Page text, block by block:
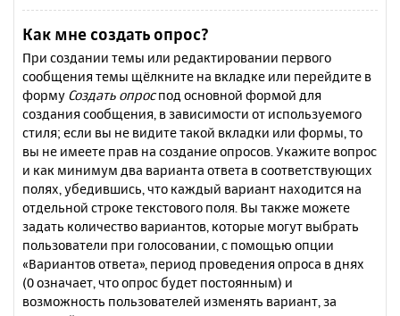
Как мне создать опрос?
При создании темы или редактировании первого
сообщения темы щёлкните на вкладке или перейдите в
форму Создать опроспод основной формой для
создания сообщения, в зависимости от используемого
стиля; если вы не видите такой вкладки или формы, то
вы не имеете прав на создание опросов. Укажите вопрос
и как минимум два варианта ответа в соответствующих
полях, убедившись, что каждый вариант находится на
отдельной строке текстового поля. Вы также можете
задать количество вариантов, которые могут выбрать
пользователи при голосовании, с помощью опции
«Вариантов ответа», период проведения опроса в днях
(0 означает, что опрос будет постоянным) и
возможность пользователей изменять вариант, за